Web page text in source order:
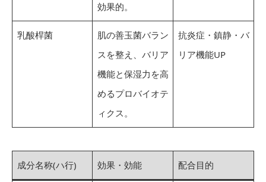
効果的。
乳酸桿菌
肌の善玉菌バラン
スを整え、バリア
機能と保湿力を高
めるプロバイオテ
ィクス。
抗炎症・鎮静・バ
リア機能UP
成分名称(ハ行) 効果・効能 配合目的